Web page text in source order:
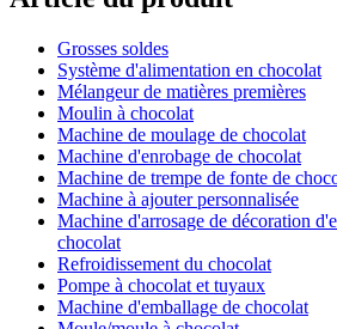
Grosses soldes
Système d'alimentation en chocolat
Mélangeur de matières premières
Moulin à chocolat
Machine de moulage de chocolat
Machine d'enrobage de chocolat
Machine de trempe de fonte de
Machine à ajouter personnalisée
Machine d'arrosage de décoration
chocolat
Refroidissement du chocolat
Pompe à chocolat et tuyaux
Machine d'emballage de chocolat